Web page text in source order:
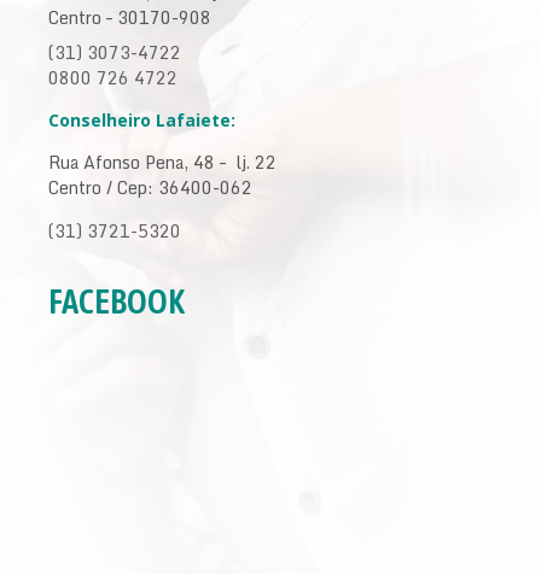
Centro – 30170-908
(31) 3073-4722
0800 726 4722
Conselheiro Lafaiete:
Rua Afonso Pena, 48 – lj. 22
Centro / Cep: 36400-062
(31) 3721-5320
FACEBOOK